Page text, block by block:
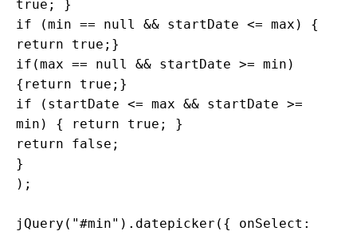
true; }
if (min == null && startDate <= max) {
return true;}
if(max == null && startDate >= min)
{return true;}
if (startDate <= max && startDate >=
min) { return true; }
return false;
}
);
jQuery("#min").datepicker({ onSelect: